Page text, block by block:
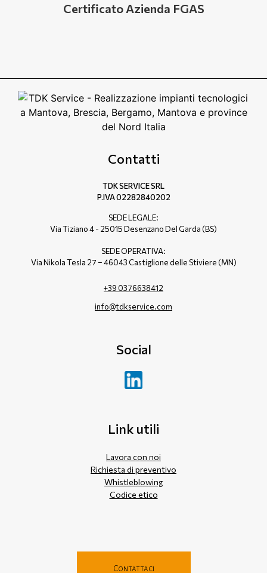
Certificato Azienda FGAS
Contatti
TDK SERVICE SRL
P.IVA 02282840202
SEDE LEGALE:
Via Tiziano 4 - 25015 Desenzano Del Garda (BS)
SEDE OPERATIVA:
Via Nikola Tesla 27 – 46043 Castiglione delle Stiviere (MN)
+39 0376638412
info@tdkservice.com
Social
Link utili
Lavora con noi
Richiesta di preventivo
Whistleblowing
Codice etico
Contattaci